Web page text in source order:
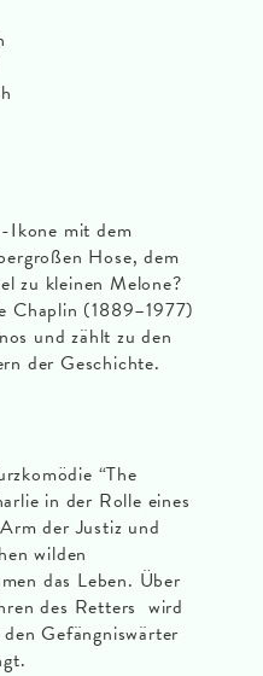
Ikone mit dem
Hose, dem
zu kleinen Melone?
Chaplin (1889–1977)
und zählt zu den
der Geschichte.
“The
in der Rolle eines
der Justiz und
wilden
das Leben. Über
des Retters wird
Gefängniswärter